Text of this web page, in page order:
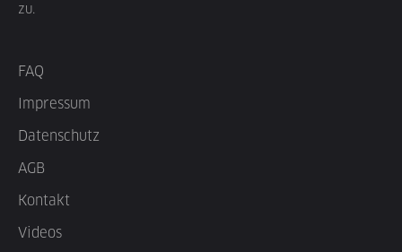
zu.
FAQ
Impressum
Datenschutz
AGB
Kontakt
Videos